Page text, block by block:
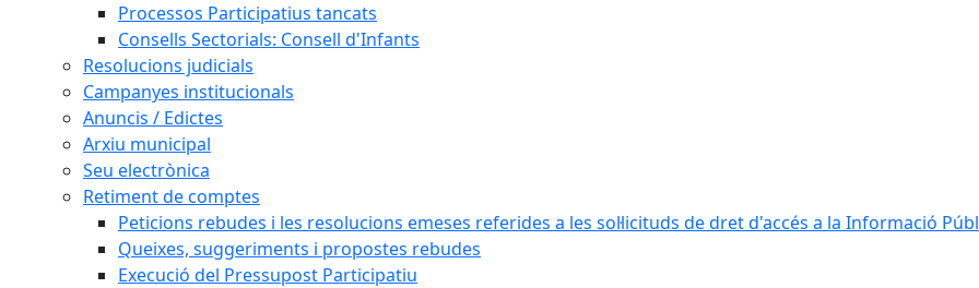
Processos Participatius tancats
Consells Sectorials: Consell d'Infants
Resolucions judicials
Campanyes institucionals
Anuncis / Edictes
Arxiu municipal
Seu electrònica
Retiment de comptes
Peticions rebudes i les resolucions emeses referides a les sol·licituds de dret d'accés a la Informació
Queixes, suggeriments i propostes rebudes
Execució del Pressupost Participatiu